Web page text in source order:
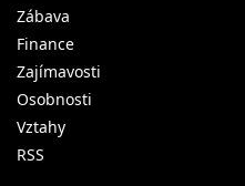
Zábava
Finance
Zajímavosti
Osobnosti
Vztahy
RSS